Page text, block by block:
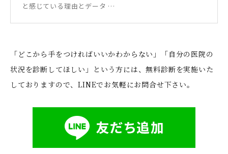
と感じている理由とデータ …
「どこから手をつければいいかわからない」「自分の医院の
状況を診断してほしい」という方には、無料診断を実施いた
しておりますので、LINEでお気軽にお問合せ下さい。